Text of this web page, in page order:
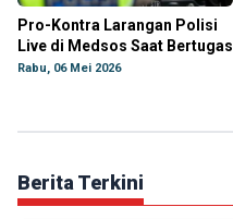
Pro-Kontra Larangan Polisi
Live di Medsos Saat Bertugas
Rabu, 06 Mei 2026
Berita Terkini